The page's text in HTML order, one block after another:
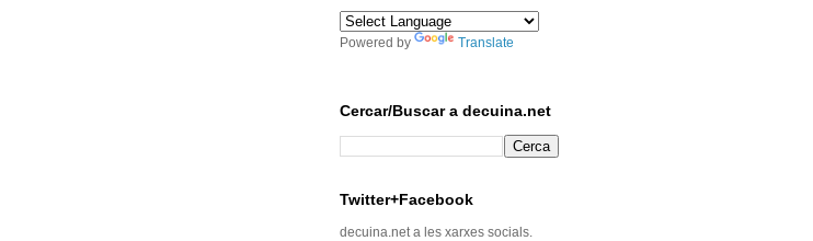
Powered by Translate
Cercar/Buscar a decuina.net
Twitter+Facebook
decuina.net a les xarxes socials.